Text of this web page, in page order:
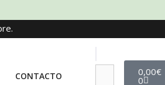
CONTACTO 0,00€
0